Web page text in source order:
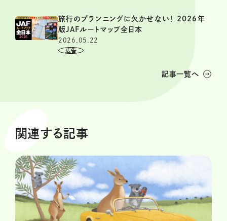
旅行のプランニングに欠かせない！ 2026年
版JAFルートマップ全日本
2026.05.22
記事一覧へ
関連する記事